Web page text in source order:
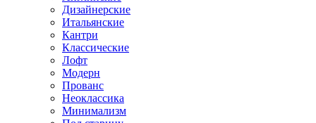
Дизайнерские
Итальянские
Кантри
Классические
Лофт
Модерн
Прованс
Неоклассика
Минимализм